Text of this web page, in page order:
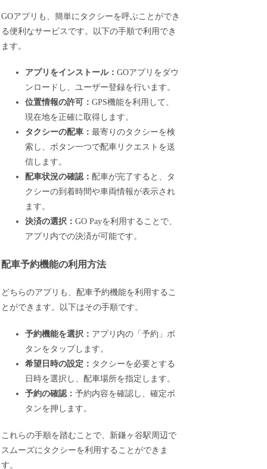
GOアプリも、簡単にタクシーを呼ぶことができ
る便利なサービスです。以下の手順で利用でき
ます。
アプリをインストール：GOアプリをダウ
ンロードし、ユーザー登録を行います。
位置情報の許可：GPS機能を利用して、
現在地を正確に取得します。
タクシーの配車：最寄りのタクシーを検
索し、ボタン一つで配車リクエストを送
信します。
配車状況の確認： 配車が完了すると、タ
クシーの到着時間や車両情報が表示され
ます。
決済の選択：GO Payを利用することで、
アプリ内での決済が可能です。
配車予約機能の利用方法
どちらのアプリも、配車予約機能を利用するこ
とができます。以下はその手順です。
予約機能を選択： アプリ内の「予約」ボ
タンをタップします。
希望日時の設定： タクシーを必要とする
日時を選択し、配車場所を指定します。
予約の確認：予約内容を確認し、確定ボ
タンを押します。
これらの手順を踏むことで、新鎌ヶ谷駅周辺で
スムーズにタクシーを利用することができま
す。